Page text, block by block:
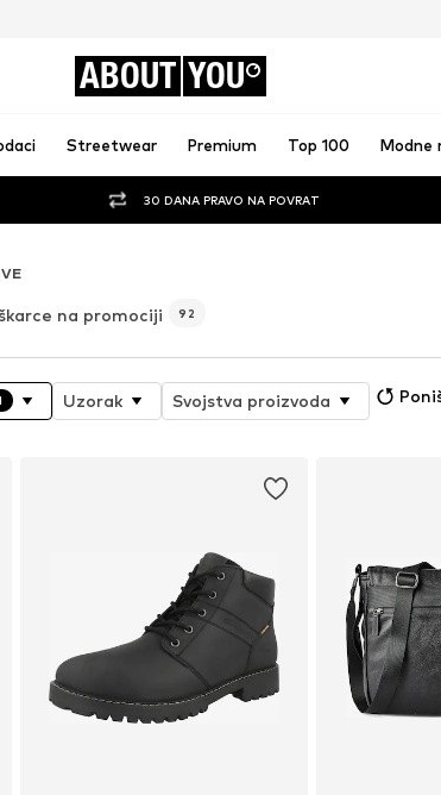
ABOUT YOU
Streetwear Premium Top 100 Modne
30 DANA PRAVO NA POVRAT
na promociji 92
Uzorak Svojstva proizvoda